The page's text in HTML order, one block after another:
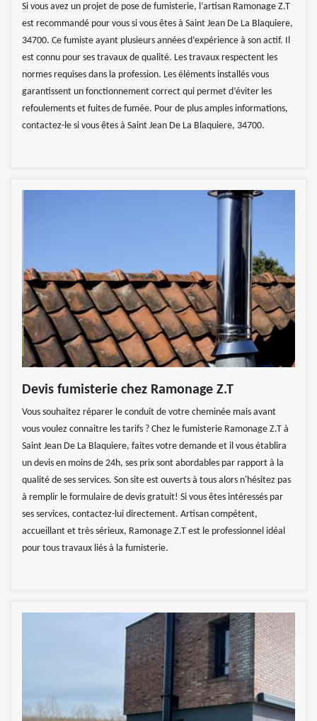
Si vous avez un projet de pose de fumisterie, l’artisan Ramonage Z.T
est recommandé pour vous si vous êtes à Saint Jean De La Blaquiere,
34700. Ce fumiste ayant plusieurs années d’expérience à son actif. Il
est connu pour ses travaux de qualité. Les travaux respectent les
normes requises dans la profession. Les éléments installés vous
garantissent un fonctionnement correct qui permet d’éviter les
refoulements et fuites de fumée. Pour de plus amples informations,
contactez-le si vous êtes à Saint Jean De La Blaquiere, 34700.
Devis fumisterie chez Ramonage Z.T
Vous souhaitez réparer le conduit de votre cheminée mais avant
vous voulez connaitre les tarifs ? Chez le fumisterie Ramonage Z.T à
Saint Jean De La Blaquiere, faites votre demande et il vous établira
un devis en moins de 24h, ses prix sont abordables par rapport à la
qualité de ses services. Son site est ouverts à tous alors n'hésitez pas
à remplir le formulaire de devis gratuit! Si vous êtes intéressés par
ses services, contactez-lui directement. Artisan compétent,
accueillant et très sérieux, Ramonage Z.T est le professionnel idéal
pour tous travaux liés à la fumisterie.